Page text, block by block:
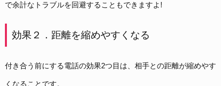
で余計なトラブルを回避することもできますよ!
効果２．距離を縮めやすくなる
付き合う前にする電話の効果2つ目は、相手との距離が縮めやす
くなることです。